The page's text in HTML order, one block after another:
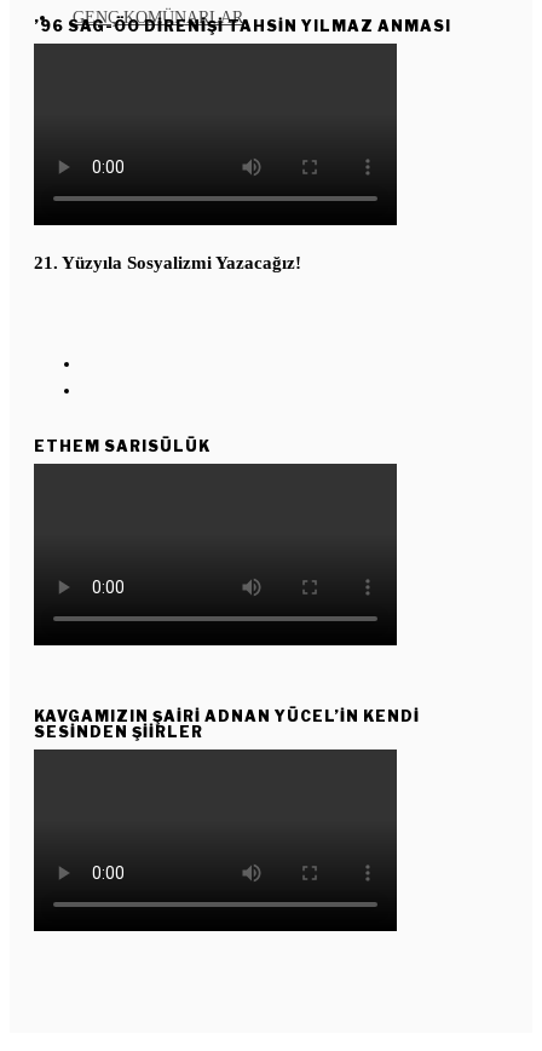
GENÇ KOMÜNARLAR
Köşe Taşı
’96 SAG-ÖO DİRENİŞİ TAHSİN YILMAZ ANMASI
21. Yüzyıla Sosyalizmi Yazacağız!
ETHEM SARISÜLÜK
KAVGAMIZIN ŞAIRI ADNAN YÜCEL’IN KENDI
SESINDEN ŞIIRLER